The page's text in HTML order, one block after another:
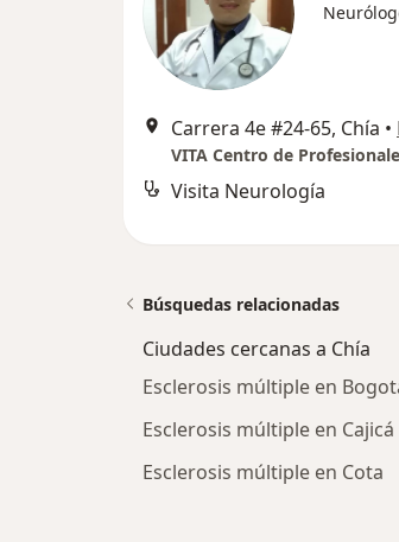
Carrera 4e #24-65, Chía •
VITA Centro de
Visita Neurología
Búsquedas relacionadas
Ciudades cercanas a Chía
Esclerosis múltiple en
Esclerosis múltiple en Cajicá
Esclerosis múltiple en Cota